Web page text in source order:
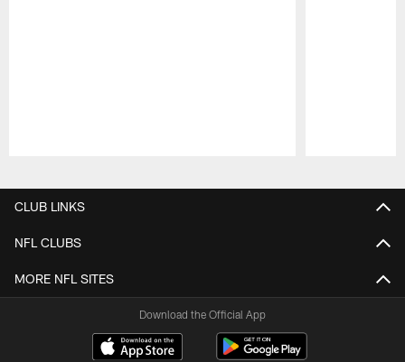
CLUB LINKS
NFL CLUBS
MORE NFL SITES
Download the Official App